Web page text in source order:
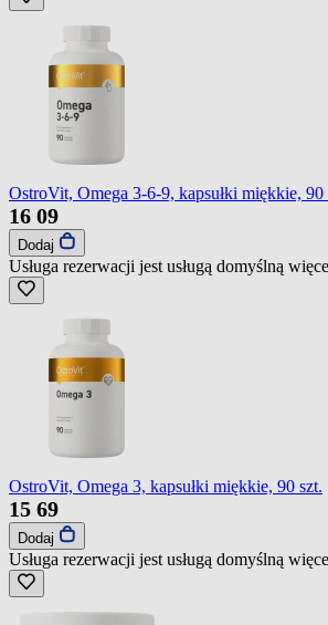
OstroVit, Omega 3-6-9, kapsułki miękkie, 90
16 09
Dodaj
Usługa rezerwacji jest usługą domyślną
OstroVit, Omega 3, kapsułki miękkie, 90 szt.
15 69
Dodaj
Usługa rezerwacji jest usługą domyślną